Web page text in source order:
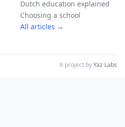
Dutch education explained
Choosing a school
All articles →
A project byYaz Labs